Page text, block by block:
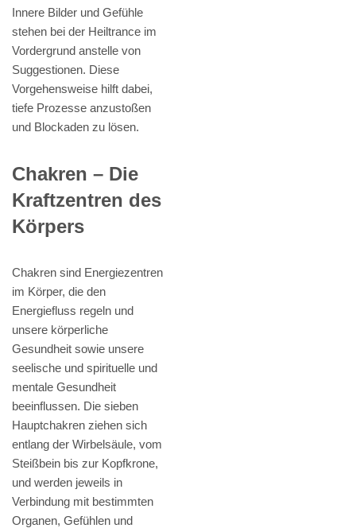
Innere Bilder und Gefühle
stehen bei der Heiltrance im
Vordergrund anstelle von
Suggestionen. Diese
Vorgehensweise hilft dabei,
tiefe Prozesse anzustoßen
und Blockaden zu lösen.
Chakren – Die
Kraftzentren des
Körpers
Chakren sind Energiezentren
im Körper, die den
Energiefluss regeln und
unsere körperliche
Gesundheit sowie unsere
seelische und spirituelle und
mentale Gesundheit
beeinflussen. Die sieben
Hauptchakren ziehen sich
entlang der Wirbelsäule, vom
Steißbein bis zur Kopfkrone,
und werden jeweils in
Verbindung mit bestimmten
Organen, Gefühlen und